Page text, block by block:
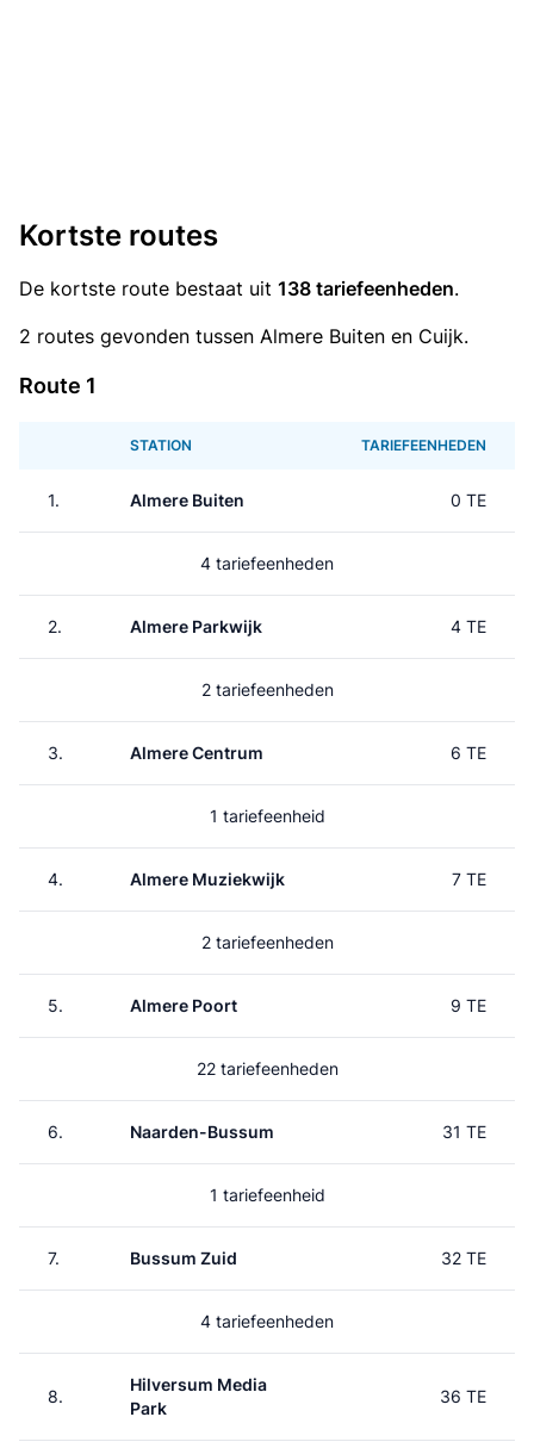
Kortste routes
De kortste route bestaat uit 138 tariefeenheden.
2 routes gevonden tussen Almere Buiten en Cuijk.
Route 1
STATION TARIEFEENHEDEN
1. Almere Buiten 0 TE
4 tariefeenheden
2. Almere Parkwijk 4 TE
2 tariefeenheden
3. Almere Centrum 6 TE
1 tariefeenheid
4. Almere Muziekwijk 7 TE
2 tariefeenheden
5. Almere Poort 9 TE
22 tariefeenheden
6. Naarden-Bussum 31 TE
1 tariefeenheid
7. Bussum Zuid 32 TE
4 tariefeenheden
8.
Hilversum Media
Park
36 TE